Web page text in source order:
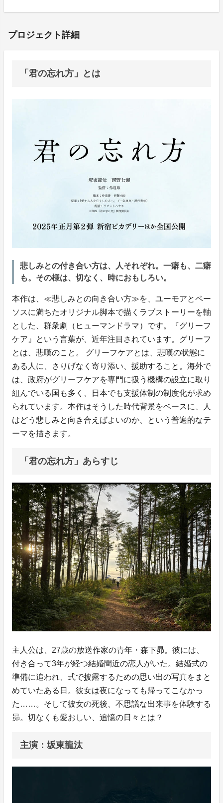
プロジェクト詳細
「君の忘れ方」とは
悲しみとの付き合い方は、人それぞれ。一癖も、二癖
も。その様は、切なく、時におもしろい。
本作は、≪悲しみとの向き合い方≫を、ユーモアとペー
ソスに満ちたオリジナル脚本で描くラブストーリーを軸
とした、群衆劇（ヒューマンドラマ）です。『グリーフ
ケア』という言葉が、近年注目されています。グリーフ
とは、悲嘆のこと。 グリーフケアとは、悲嘆の状態に
ある人に、さりげなく寄り添い、援助すること。海外で
は、政府がグリーフケアを専門に扱う機構の設立に取り
組んでいる国も多く、日本でも支援体制の制度化が求め
られています。本作はそうした時代背景をベースに、人
はどう悲しみと向き合えばよいのか、という普遍的なテ
ーマを描きます。
「君の忘れ方」あらすじ
主人公は、27歳の放送作家の青年・森下昴。彼には、
付き合って3年が経つ結婚間近の恋人がいた。結婚式の
準備に追われ、式で披露するための思い出の写真をまと
めていたある日。彼女は夜になっても帰ってこなかっ
た……。そして彼女の死後、不思議な出来事を体験する
昴。切なくも愛おしい、追憶の日々とは？
主演：坂東龍汰